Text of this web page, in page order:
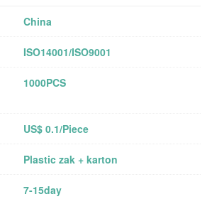
China
ISO14001/ISO9001
1000PCS
US$ 0.1/Piece
Plastic zak + karton
7-15day